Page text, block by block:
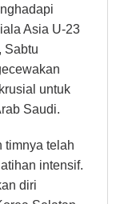
Asia U-23
Sabtu
untuk
Saudi.
timnya telah
intensif.
diri